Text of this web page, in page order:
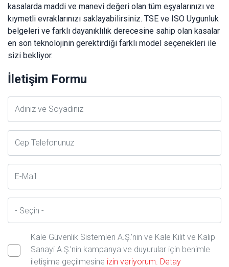
kasalarda maddi ve manevi değeri olan tüm eşyalarınızı ve
kıymetli evraklarınızı saklayabilirsiniz. TSE ve ISO Uygunluk
belgeleri ve farklı dayanıklılık derecesine sahip olan kasalar
en son teknolojinin gerektirdiği farklı model seçenekleri ile
sizi bekliyor.
İletişim Formu
Adsoyad
Telefon
E-
Posta
İl
Kale Güvenlik Sistemleri A.Ş.’nin ve Kale Kilit ve Kalıp
Sanayi A.Ş.’nin kampanya ve duyurular için benimle
iletişime geçilmesine izin veriyorum. Detay